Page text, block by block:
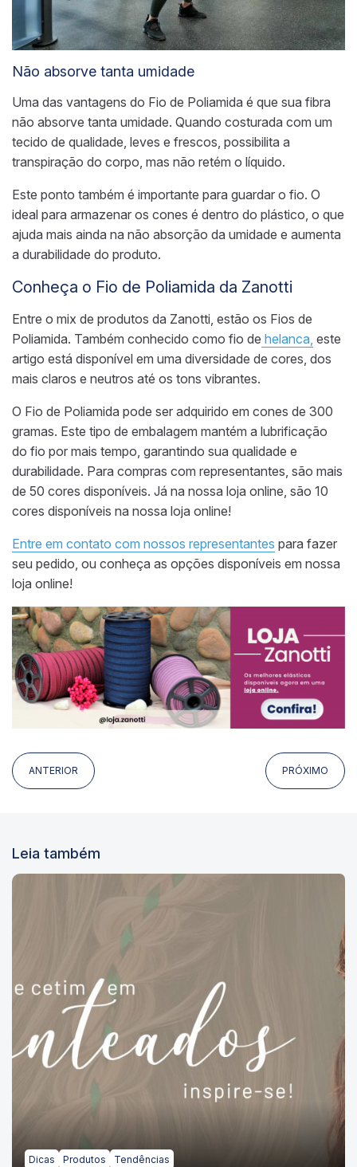
Não absorve tanta umidade
Uma das vantagens do Fio de Poliamida é que sua fibra
não absorve tanta umidade. Quando costurada com um
tecido de qualidade, leves e frescos, possibilita a
transpiração do corpo , mas não retém o líquido.
Este ponto também é importante para guardar o fio. O
ideal para armazenar os cones é dentro do plástico, o que
ajuda mais ainda na não absorção da umidade e aumenta
a durabilidade do produto.
Conheça o Fio de Poliamida da Zanotti
Entre o mix de produtos da Zanotti, estão os Fios de
Poliamida. Também conhecido como fio de helanca, este
artigo está disponível em uma diversidade de cores, dos
mais claros e neutros até os tons vibrantes.
O Fio de Poliamida pode ser adquirido em cones de 300
gramas. Este tipo de embalagem mantém a lubrificação
do fio por mais tempo, garantindo sua qualidade e
durabilidade. Para compras com representantes, são mais
de 50 cores disponíveis. Já na nossa loja online, são 10
cores disponíveis na nossa loja online!
Entre em contato com nossos representantes para fazer
seu pedido, ou conheça as opções disponíveis em nossa
loja online!
ANTERIOR PRÓXIMO
Leia também
Dicas Produtos Tendências